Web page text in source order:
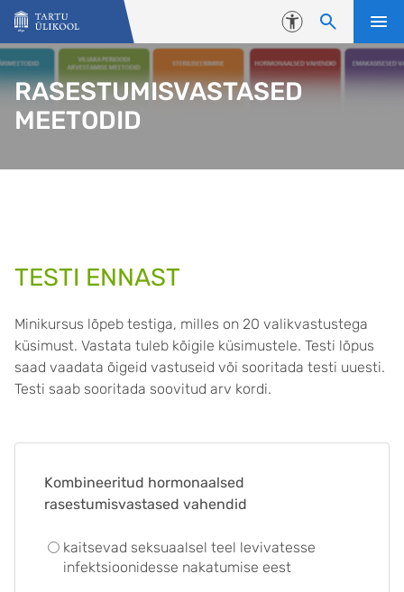
Liigu edasi põhisisu juurde
Juurdepääsetavus
RASESTUMISVASTASED
MEETODID
TESTI ENNAST
Minikursus lõpeb testiga, milles on 20 valikvastustega
küsimust. Vastata tuleb kõigile küsimustele. Testi lõpus
saad vaadata õigeid vastuseid või sooritada testi uuesti.
Testi saab sooritada soovitud arv kordi.
Kombineeritud hormonaalsed
rasestumisvastased vahendid
kaitsevad seksuaalsel teel levivatesse
infektsioonidesse nakatumise eest